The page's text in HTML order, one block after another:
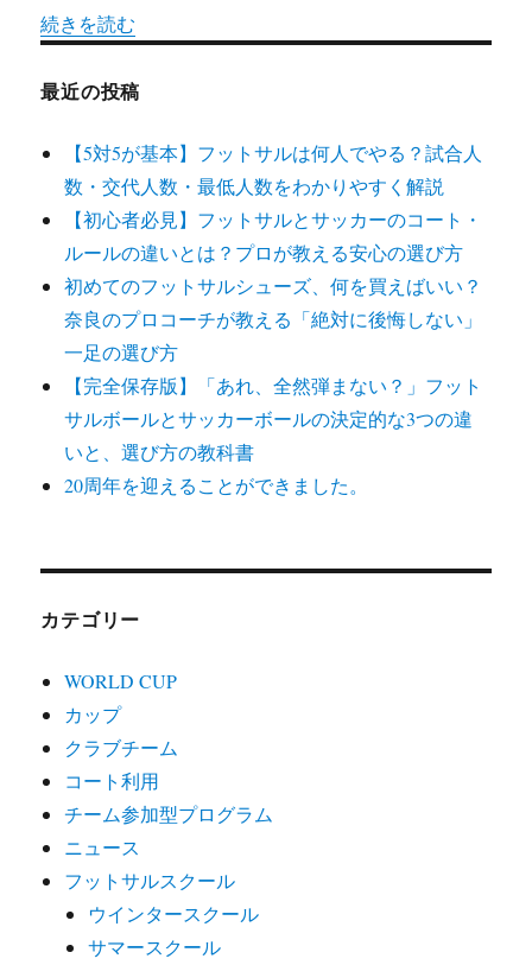
続きを読む
最近の投稿
【5対5が基本】フットサルは何人でやる？試合人
数・交代人数・最低人数をわかりやすく解説
【初心者必見】フットサルとサッカーのコート・
ルールの違いとは？プロが教える安心の選び方
初めてのフットサルシューズ、何を買えばいい？
奈良のプロコーチが教える「絶対に後悔しない」
一足の選び方
【完全保存版】「あれ、全然弾まない？」フット
サルボールとサッカーボールの決定的な3つの違
いと、選び方の教科書
20周年を迎えることができました。
カテゴリー
WORLD CUP
カップ
クラブチーム
コート利用
チーム参加型プログラム
ニュース
フットサルスクール
ウインタースクール
サマースクール